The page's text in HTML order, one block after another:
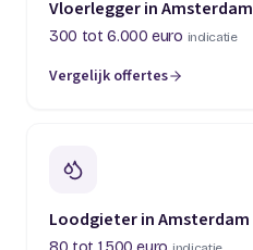
Vloerlegger in Amsterdam
300 tot 6.000 euro indicatie
Vergelijk offertes
Loodgieter in Amsterdam